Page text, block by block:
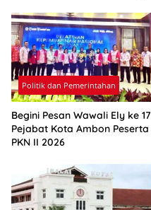
Politik dan Pemerintahan
Begini Pesan Wawali Ely ke 17
Pejabat Kota Ambon Peserta
PKN II 2026